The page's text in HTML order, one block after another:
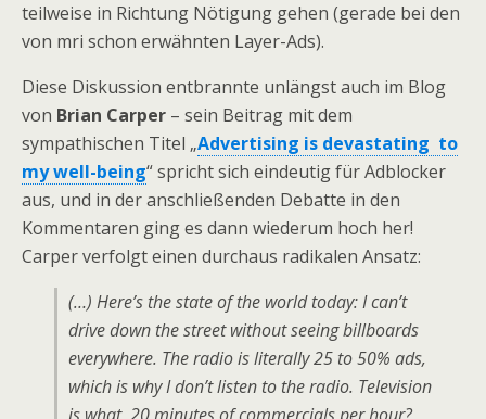
teilweise in Richtung Nötigung gehen (gerade bei den
von mri schon erwähnten Layer-Ads).
Diese Diskussion entbrannte unlängst auch im Blog
von Brian Carper – sein Beitrag mit dem
sympathischen Titel „Advertising is devastating to
my well-being“ spricht sich eindeutig für Adblocker
aus, und in der anschließenden Debatte in den
Kommentaren ging es dann wiederum hoch her!
Carper verfolgt einen durchaus radikalen Ansatz:
(…) Here’s the state of the world today: I can’t
drive down the street without seeing billboards
everywhere. The radio is literally 25 to 50% ads,
which is why I don’t listen to the radio. Television